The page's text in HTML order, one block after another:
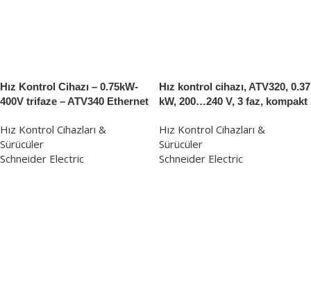
Hız Kontrol Cihazı – 0.75kW-
400V trifaze – ATV340 Ethernet
Hız Kontrol Cihazları &
Sürücüler
Schneider Electric
Hız kontrol cihazı, ATV320, 0.37
kW, 200…240 V, 3 faz, kompakt
Hız Kontrol Cihazları &
Sürücüler
Schneider Electric